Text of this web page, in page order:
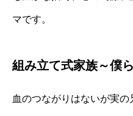
マです。
組み立て式家族～僕
血のつながりはないが実の